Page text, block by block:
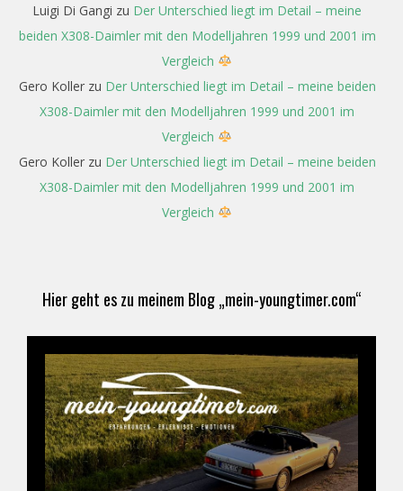
Luigi Di Gangi zu Der Unterschied liegt im Detail – meine
beiden X308-Daimler mit den Modelljahren 1999 und 2001 im
Vergleich
Gero Kollerzu Der Unterschied liegt im Detail – meine beiden
X308-Daimler mit den Modelljahren 1999 und 2001 im
Vergleich
Gero Kollerzu Der Unterschied liegt im Detail – meine beiden
X308-Daimler mit den Modelljahren 1999 und 2001 im
Vergleich
Hier geht es zu meinem Blog „mein-youngtimer.com“